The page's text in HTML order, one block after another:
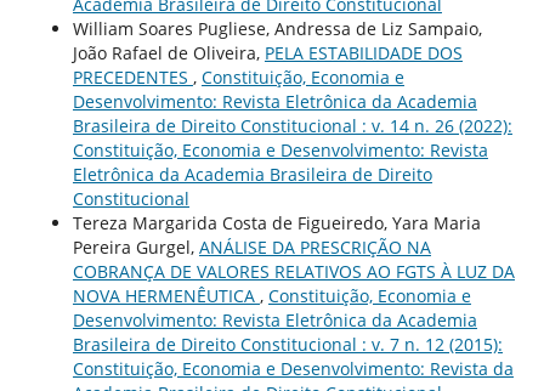
William Soares Pugliese, Andressa de Liz Sampaio,
João Rafael de Oliveira, PELA ESTABILIDADE DOS
PRECEDENTES , Constituição, Economia e
Desenvolvimento: Revista Eletrônica da Academia
Brasileira de Direito Constitucional : v. 14 n. 26 (2022):
Constituição, Economia e Desenvolvimento: Revista
Eletrônica da Academia Brasileira de Direito
Constitucional
Tereza Margarida Costa de Figueiredo, Yara Maria
Pereira Gurgel, ANÁLISE DA PRESCRIÇÃO NA
COBRANÇA DE VALORES RELATIVOS AO FGTS À LUZ DA
NOVA HERMENÊUTICA , Constituição, Economia e
Desenvolvimento: Revista Eletrônica da Academia
Brasileira de Direito Constitucional : v. 7 n. 12 (2015):
Constituição, Economia e Desenvolvimento: Revista da